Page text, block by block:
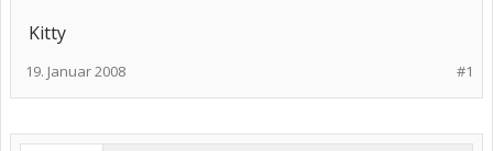
Kitty
#1
19. Januar 2008